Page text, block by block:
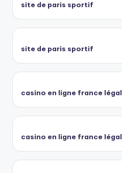
site de paris sportif
site de paris sportif
casino en ligne france légal
casino en ligne france légal